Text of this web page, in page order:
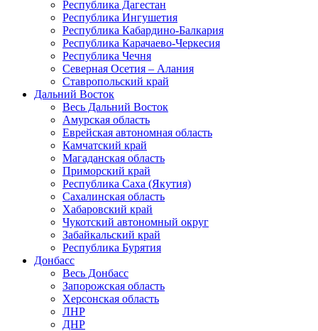
Республика Дагестан
Республика Ингушетия
Республика Кабардино-Балкария
Республика Карачаево-Черкесия
Республика Чечня
Северная Осетия – Алания
Ставропольский край
Дальний Восток
Весь Дальний Восток
Амурская область
Еврейская автономная область
Камчатский край
Магаданская область
Приморский край
Республика Саха (Якутия)
Сахалинская область
Хабаровский край
Чукотский автономный округ
Забайкальский край
Республика Бурятия
Донбасс
Весь Донбасс
Запорожская область
Херсонская область
ЛНР
ДНР